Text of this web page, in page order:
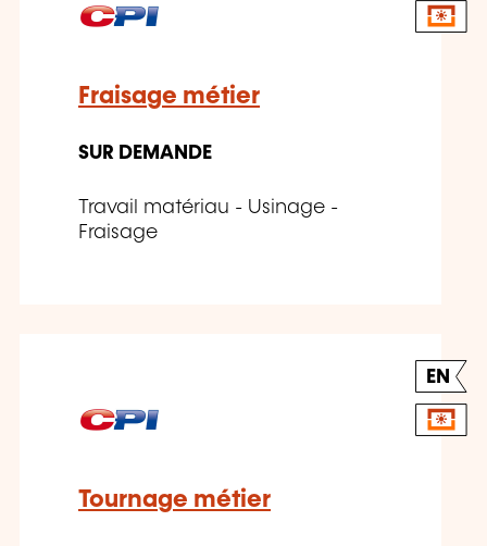
Fraisage métier
SUR DEMANDE
Travail matériau - Usinage -
Fraisage
EN
Tournage métier